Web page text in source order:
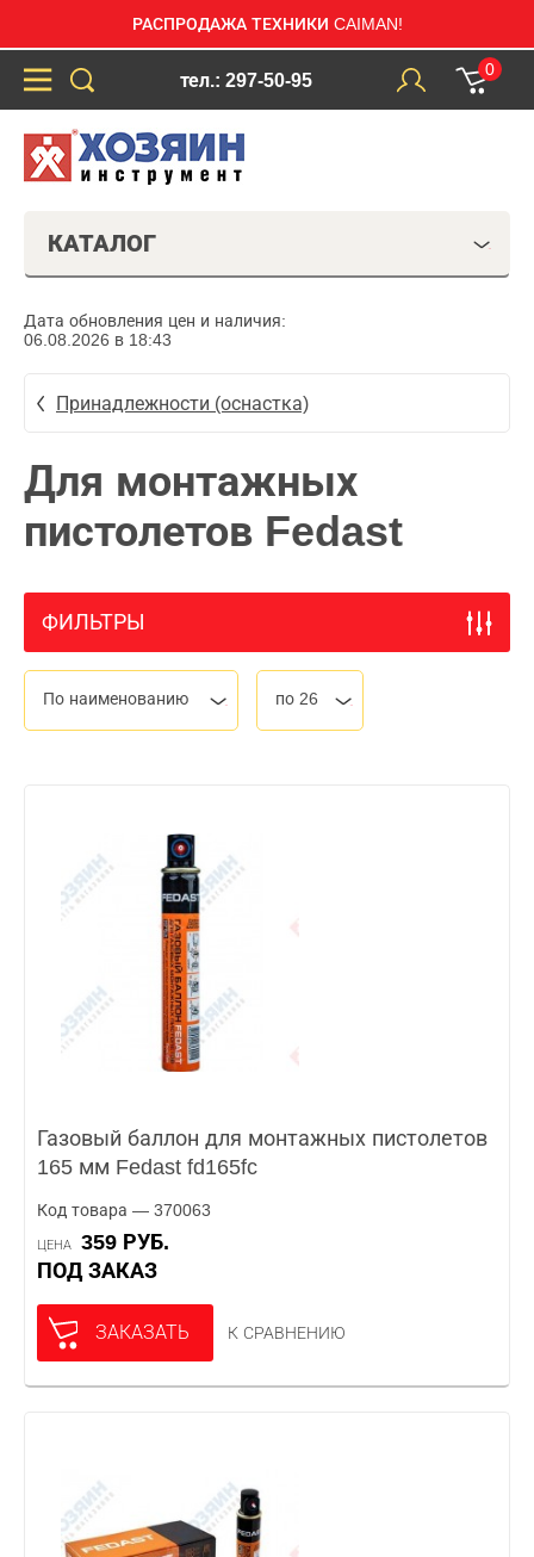
РАСПРОДАЖА ТЕХНИКИ CAIMAN!
тел.: 297-50-95
0
КАТАЛОГ
Дата обновления цен и наличия:
06.08.2026 в 18:43
Принадлежности (оснастка)
Для монтажных
пистолетов Fedast
ФИЛЬТРЫ
По наименованию по 26
Газовый баллон для монтажных пистолетов
165 мм Fedast fd165fc
Код товара — 370063
ЦЕНА
359 РУБ.
ПОД ЗАКАЗ
ЗАКАЗАТЬ К СРАВНЕНИЮ